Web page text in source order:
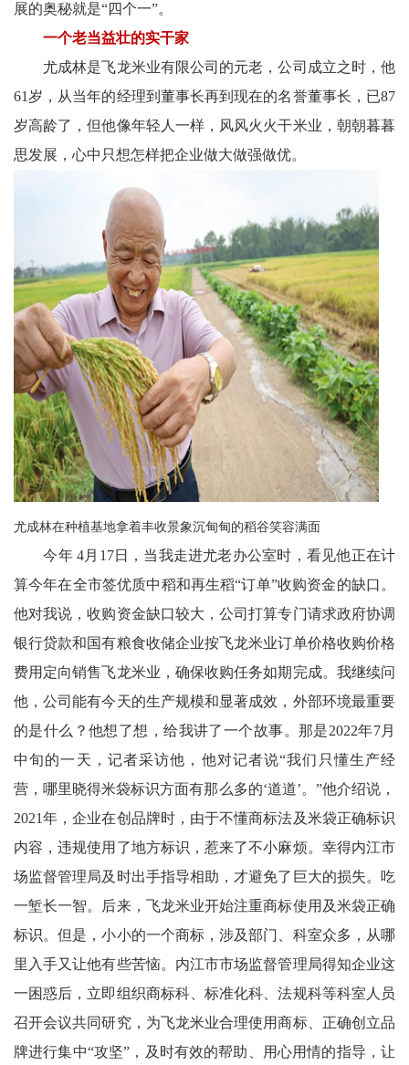
工
委
讯
四
科
协
旅
游
播
报
今
日
宜
宾
播
报
银
龄
西
文
卫
播
展的奥秘就是“四个一”。
一个老当益壮的实干家
尤成林是飞龙米业有限公司的元老，公司成立之时，他
61岁，从当年的经理到董事长再到现在的名誉董事长，已87
岁高龄了，但他像年轻人一样，风风火火干米业，朝朝暮暮
思发展，心中只想怎样把企业做大做强做优。
尤成林在种植基地拿着丰收景象沉甸甸的稻谷笑容满面
今年 4月17日，当我走进尤老办公室时，看见他正在计
算今年在全市签优质中稻和再生稻“订单”收购资金的缺口。
他对我说，收购资金缺口较大，公司打算专门请求政府协调
银行贷款和国有粮食收储企业按飞龙米业订单价格收购价格
费用定向销售飞龙米业，确保收购任务如期完成。我继续问
他，公司能有今天的生产规模和显著成效，外部环境最重要
的是什么？他想了想，给我讲了一个故事。那是2022年7月
中旬的一天，记者采访他，他对记者说“我们只懂生产经
营，哪里晓得米袋标识方面有那么多的‘道道’。”他介绍说，
2021年，企业在创品牌时，由于不懂商标法及米袋正确标识
内容，违规使用了地方标识，惹来了不小麻烦。幸得内江市
场监督管理局及时出手指导相助，才避免了巨大的损失。吃
一堑长一智。后来，飞龙米业开始注重商标使用及米袋正确
标识。但是，小小的一个商标，涉及部门、科室众多，从哪
里入手又让他有些苦恼。内江市市场监督管理局得知企业这
一困惑后，立即组织商标科、标准化科、法规科等科室人员
召开会议共同研究，为飞龙米业合理使用商标、正确创立品
牌进行集中“攻坚”，及时有效的帮助、用心用情的指导，让